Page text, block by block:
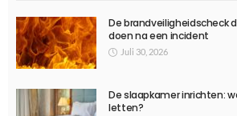
De brandveiligheidscheck
doen na een incident
Juli 30, 2026
De slaapkamer inrichten:
letten?